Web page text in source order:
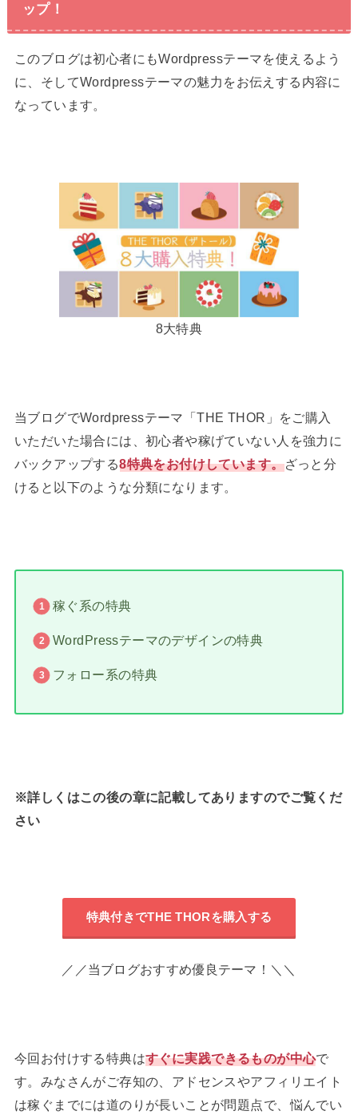
ップ！
このブログは初心者にもWordpressテーマを使えるよう
に、そしてWordpressテーマの魅力をお伝えする内容に
なっています。
8大特典
当ブログでWordpressテーマ「THE THOR」をご購入
いただいた場合には、初心者や稼げていない人を強力に
バックアップする8特典をお付けしています。ざっと分
けると以下のような分類になります。
稼ぐ系の特典
WordPressテーマのデザインの特典
フォロー系の特典
※詳しくはこの後の章に記載してありますのでご覧くだ
さい
特典付きでTHE THORを購入する
／／当ブログおすすめ優良テーマ！＼＼
今回お付けする特典はすぐに実践できるものが中心で
す。みなさんがご存知の、アドセンスやアフィリエイト
は稼ぐまでには道のりが長いことが問題点で、悩んでい